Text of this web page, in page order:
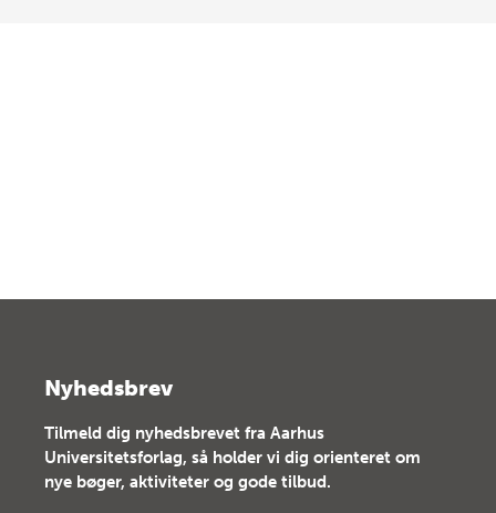
Nyhedsbrev
Tilmeld dig nyhedsbrevet fra Aarhus
Universitetsforlag, så holder vi dig orienteret om
nye bøger, aktiviteter og gode tilbud.